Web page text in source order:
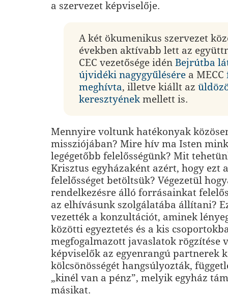
a szervezet képviselője.
A két ökumenikus szervezet
években aktívabb lett az
CEC vezetősége idén Bejrútba
újvidéki nagygyűlésére a MECC
meghívta, illetve kiállt az
keresztyénekmellett is.
Mennyire voltunk hatékonyak
missziójában? Mire hív ma Isten
legégetőbb felelősségünk? Mit
Krisztus egyházaként azért, hogy ezt
felelősséget betöltsük? Végezetül
rendelkezésre álló forrásainkat
az elhívásunk szolgálatába állítani?
vezették a konzultációt, aminek
közötti egyeztetés és a kis
megfogalmazott javaslatok rögzítése
képviselők az egyenrangú partnerek
kölcsönösségét hangsúlyozták,
„kinél van a pénz”, melyik egyház
másikat.